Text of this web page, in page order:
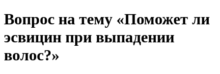
Вопрос на тему «Поможет ли
эсвицин при выпадении
волос?»